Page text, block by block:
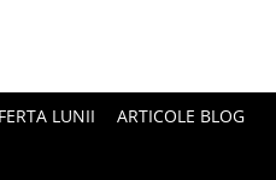
LUNII ARTICOLE BLOG